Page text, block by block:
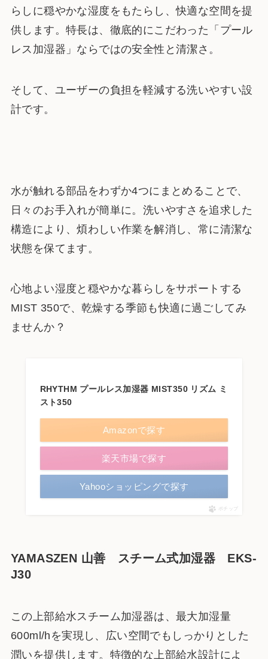
らしに穏やかな湿度をもたらし、快適な空間を提
供します。特長は、徹底的にこだわった「プール
レス加湿器」ならではの安全性と清潔さ。
そして、ユーザーの負担を軽減する洗いやすい設
計です。
水が触れる部品をわずか4つにまとめることで、
日々のお手入れが簡単に。洗いやすさを追求した
構造により、煩わしい作業を解消し、常に清潔な
状態を保てます。
心地よい湿度と穏やかな暮らしをサポートする
MIST 350で、乾燥する季節も快適に過ごしてみ
ませんか？
RHYTHM プールレス加湿器 MIST350 リズム ミ
スト350
Amazonで探す
楽天市場で探す
Yahooショッピングで探す
ポチップ
YAMASZEN 山善 スチーム式加湿器 EKS-
J30
この上部給水スチーム加湿器は、最大加湿量
600ml/hを実現し、広い空間でもしっかりとした
潤いを提供します。特徴的な上部給水設計によ